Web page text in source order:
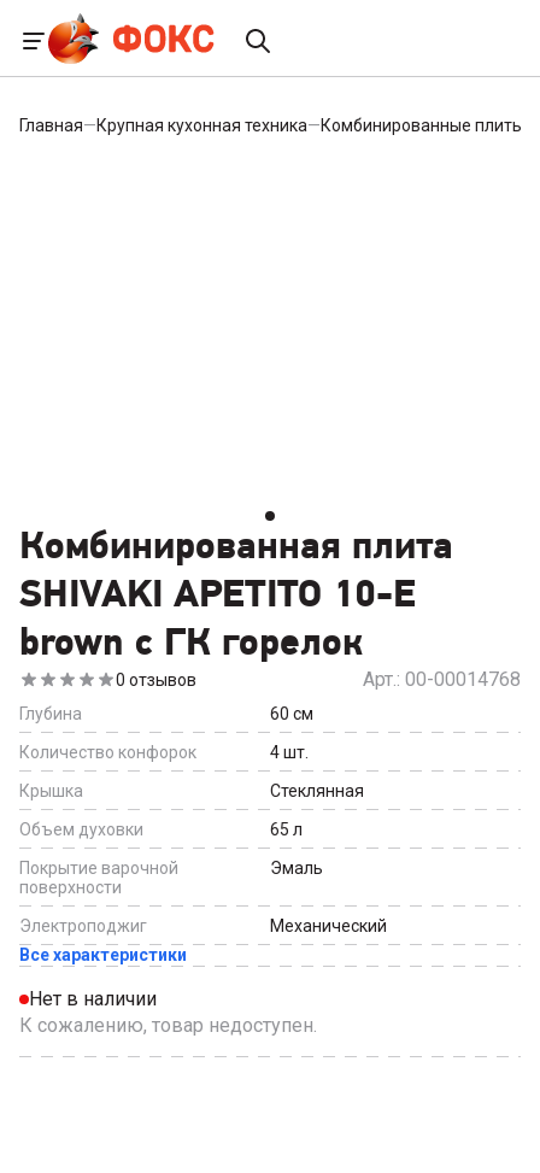
Главная—Крупная кухонная техника—Комбинированные плиты
Комбинированная плита
SHIVAKI APETITO 10-E
brown с ГК горелок
0 отзывов Арт.: 00-00014768
Глубина 60 см
Количество конфорок
4шт.
Крышка
Стеклянная
Объем духовки
65 л
Покрытие варочной
поверхности
Эмаль
Электроподжиг
Механический
Все характеристики
Нет в наличии
К сожалению, товар недоступен.